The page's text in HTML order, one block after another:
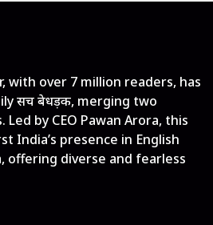
with over 7 million readers, has
सच बेधड़क, merging two
by CEO Pawan Arora, this
India’s presence in English
offering diverse and fearless